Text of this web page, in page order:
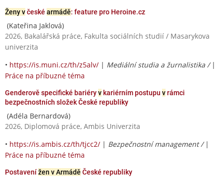
Ženy včeské armádě: feature pro Heroine.cz
(Kateřina Jaklová)
2026, Bakalářská práce, Fakulta sociálních studií / Masarykova
univerzita
• https://is.muni.cz/th/z5alv/ | Mediální studia a žurnalistika / |
Práce na příbuzné téma
Genderově specifické bariéryv kariérním postupu vrámci
bezpečnostních složek České republiky
(Adéla Bernardová)
2026, Diplomová práce, Ambis Univerzita
• https://is.ambis.cz/th/tjcc2/ | Bezpečnostní management / |
Práce na příbuzné téma
Postavenížen v Armádě České republiky